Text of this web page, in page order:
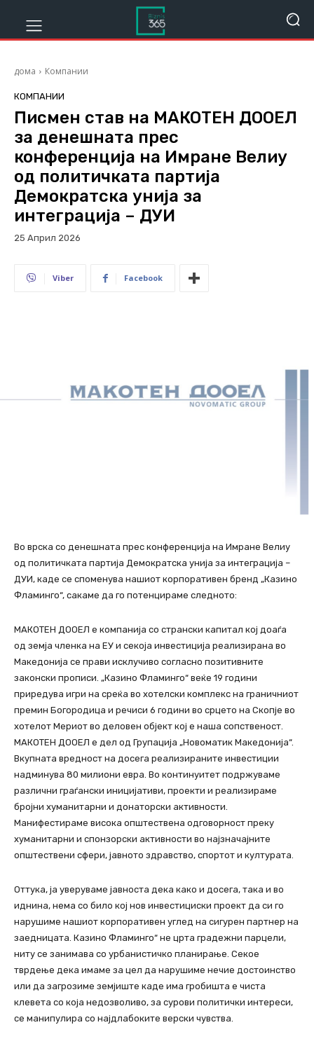
дома Компании
КОМПАНИИ
Писмен став на МАКОТЕН ДООЕЛ
за денешната прес
конференција на Имране Велиу
од политичката партија
Демократска унија за
интеграција – ДУИ
25 Април 2026
Viber Facebook
Во врска со денешната прес конференција на Имране Велиу
од политичката партија Демократска унија за интеграција –
ДУИ, каде се споменува нашиот корпоративен бренд „Казино
Фламинго“, сакаме да го потенцираме следното:
МАКОТЕН ДООЕЛ е компанија со странски капитал кој доаѓа
од земја членка на ЕУ и секоја инвестиција реализирана во
Македонија се прави исклучиво согласно позитивните
законски прописи. „Казино Фламинго“ веќе 19 години
приредува игри на среќа во хотелски комплекс на граничниот
премин Богородица и речиси 6 години во срцето на Скопје во
хотелот Мериот во деловен објект кој е наша сопственост.
МАКОТЕН ДООЕЛ е дел од Групација „Новоматик Македонија“.
Вкупната вредност на досега реализираните инвестиции
надминува 80 милиони евра. Во континуитет подржуваме
различни граѓански иницијативи, проекти и реализираме
бројни хуманитарни и донаторски активности.
Манифестираме висока општествена одговорност преку
хуманитарни и спонзорски активности во најзначајните
општествени сфери, јавното здравство, спортот и културата.
Оттука, ја уверуваме јавноста дека како и досега, така и во
иднина, нема со било кој нов инвестициски проект да си го
нарушиме нашиот корпоративен углед на сигурен партнер на
заедницата. Казино Фламинго“ не црта градежни парцели,
ниту се занимава со урбанистичко планирање. Секое
тврдење дека имаме за цел да нарушиме нечие достоинство
или да загрозиме земјиште каде има гробишта е чиста
клевета со која недозволиво, за сурови политички интереси,
се манипулира со најдлабоките верски чувства.